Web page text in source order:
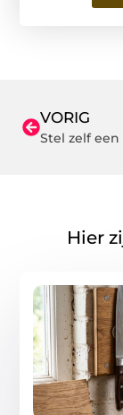
VORIG
Hier